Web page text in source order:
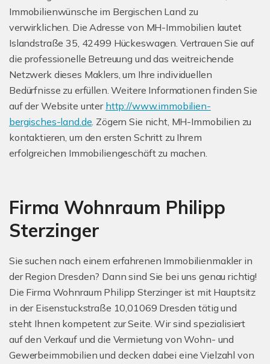
Immobilienwünsche im Bergischen Land zu
verwirklichen. Die Adresse von MH-Immobilien lautet
Islandstraße 35, 42499 Hückeswagen. Vertrauen Sie auf
die professionelle Betreuung und das weitreichende
Netzwerk dieses Maklers, um Ihre individuellen
Bedürfnisse zu erfüllen. Weitere Informationen finden Sie
auf der Website unter http://www.immobilien-
bergisches-land.de. Zögern Sie nicht, MH-Immobilien zu
kontaktieren, um den ersten Schritt zu Ihrem
erfolgreichen Immobiliengeschäft zu machen.
Firma Wohnraum Philipp
Sterzinger
Sie suchen nach einem erfahrenen Immobilienmakler in
der Region Dresden? Dann sind Sie bei uns genau richtig!
Die Firma Wohnraum Philipp Sterzinger ist mit Hauptsitz
in der Eisenstuckstraße 10,01069 Dresden tätig und
steht Ihnen kompetent zur Seite. Wir sind spezialisiert
auf den Verkauf und die Vermietung von Wohn- und
Gewerbeimmobilien und decken dabei eine Vielzahl von